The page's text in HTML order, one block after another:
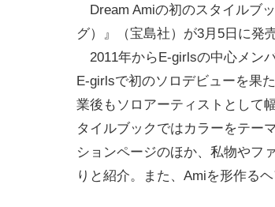
Dream Amiの初のスタイルブ
グ）』（宝島社）が3月5日に発
2011年からE-girlsの中心メン
E-girlsで初のソロデビューを果
業後もソロアーティストとして
タイルブックではカラーをテー
ションページのほか、私物やフ
りと紹介。また、Amiを形作る